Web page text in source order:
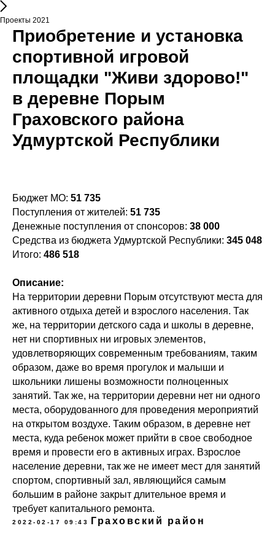
Проекты 2021
Приобретение и установка
спортивной игровой
площадки "Живи здорово!"
в деревне Порым
Граховского района
Удмуртской Республики
Бюджет МО: 51 735
Поступления от жителей: 51 735
Денежные поступления от спонсоров: 38 000
Средства из бюджета Удмуртской Республики: 345 048
Итого: 486 518
Описание:
На территории деревни Порым отсутствуют места для
активного отдыха детей и взрослого населения. Так
же, на территории детского сада и школы в деревне,
нет ни спортивных ни игровых элементов,
удовлетворяющих современным требованиям, таким
образом, даже во время прогулок и малыши и
школьники лишены возможности полноценных
занятий. Так же, на территории деревни нет ни одного
места, оборудованного для проведения мероприятий
на открытом воздухе. Таким образом, в деревне нет
места, куда ребенок может прийти в свое свободное
время и провести его в активных играх. Взрослое
население деревни, так же не имеет мест для занятий
спортом, спортивный зал, являющийся самым
большим в районе закрыт длительное время и
требует капитального ремонта.
2022-02-17 09:43 Граховский район